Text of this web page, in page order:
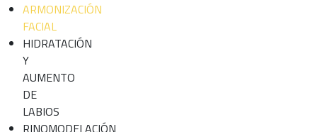
ARMONIZACIÓN
FACIAL
HIDRATACIÓN
Y
AUMENTO
DE
LABIOS
RINOMODELACIÓN